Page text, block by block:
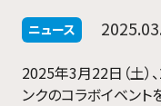
ニュース
2025年3月22日（土）
ンクのコラボイベント